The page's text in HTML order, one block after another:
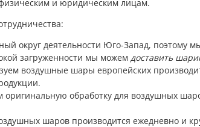
и юридическим лицам.
округ деятельности Юго-Запад, поэтому
загруженности мы можемдоставить
воздушные шары европейских
оригинальную обработку для воздушных
шаров производится ежедневно и